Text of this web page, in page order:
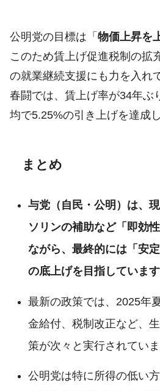
公明党の目標は「 物価上昇を
このため賃上げ促進税制の拡
の就業継続支援にも力を入れ
春闘では、賃上げ率が34年ぶ
均で5.25%の引き上げを達成し
まとめ
与党（自民・公明）は、
ソリンの補助など「即効
ながら、最終的には「安
の底上げを目指しています
最新の政策では、2025年
金給付、税制改正など、
策が次々と実行されていま
公明党は特に所得の低い